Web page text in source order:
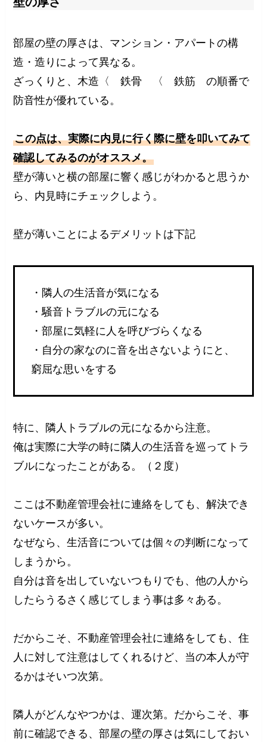
部屋の壁の厚さは、マンション・アパートの構
造・造りによって異なる。
ざっくりと、木造〈 鉄骨 〈 鉄筋 の順番で
防音性が優れている。
この点は、実際に内見に行く際に壁を叩いてみて
確認してみるのがオススメ。
壁が薄いと横の部屋に響く感じがわかると思うか
ら、内見時にチェックしよう。
壁が薄いことによるデメリットは下記
・隣人の生活音が気になる
・騒音トラブルの元になる
・部屋に気軽に人を呼びづらくなる
・自分の家なのに音を出さないようにと、
窮屈な思いをする
特に、隣人トラブルの元になるから注意。
俺は実際に大学の時に隣人の生活音を巡ってトラ
ブルになったことがある。（２度）
ここは不動産管理会社に連絡をしても、解決でき
ないケースが多い。
なぜなら、生活音については個々の判断になって
しまうから。
自分は音を出していないつもりでも、他の人から
したらうるさく感じてしまう事は多々ある。
だからこそ、不動産管理会社に連絡をしても、住
人に対して注意はしてくれるけど、当の本人が守
るかはそいつ次第。
隣人がどんなやつかは、運次第。だからこそ、事
前に確認できる、部屋の壁の厚さは気にしておい